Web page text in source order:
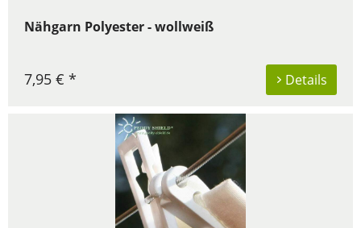
Nähgarn Polyester - wollweiß
Details
7,95 € *